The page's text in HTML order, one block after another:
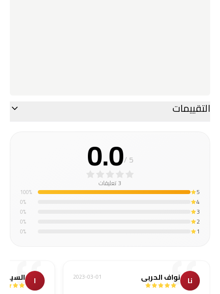
التقييمات
0.0/ 5
3 تعليقات
5
100%
4
0%
3
0%
2
0%
1
0%
نا نواف الحربي 2023-03-01 ا السيد